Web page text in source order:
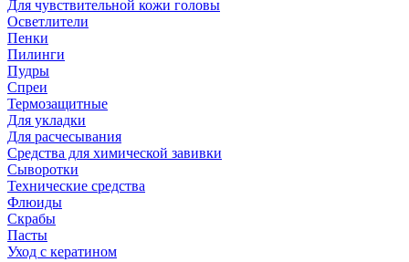
Для чувствительной кожи головы
Осветлители
Пенки
Пилинги
Пудры
Спреи
Термозащитные
Для укладки
Для расчесывания
Средства для химической завивки
Сыворотки
Технические средства
Флюиды
Скрабы
Пасты
Уход с кератином